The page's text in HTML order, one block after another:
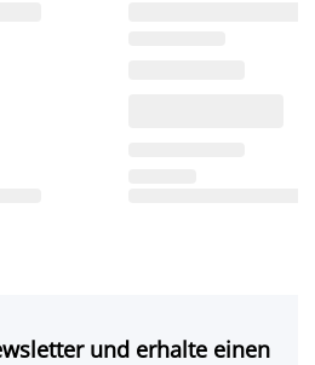
und erhalte einen